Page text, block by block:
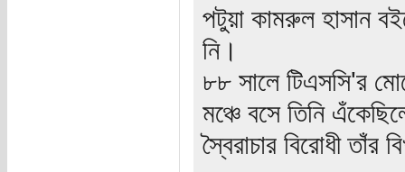
পটুয়া কামরুল হাসান
নি।
৮৮ সালে টিএসসি'র
মঞ্চে বসে তিনি
স্বৈরাচার বিরোধী